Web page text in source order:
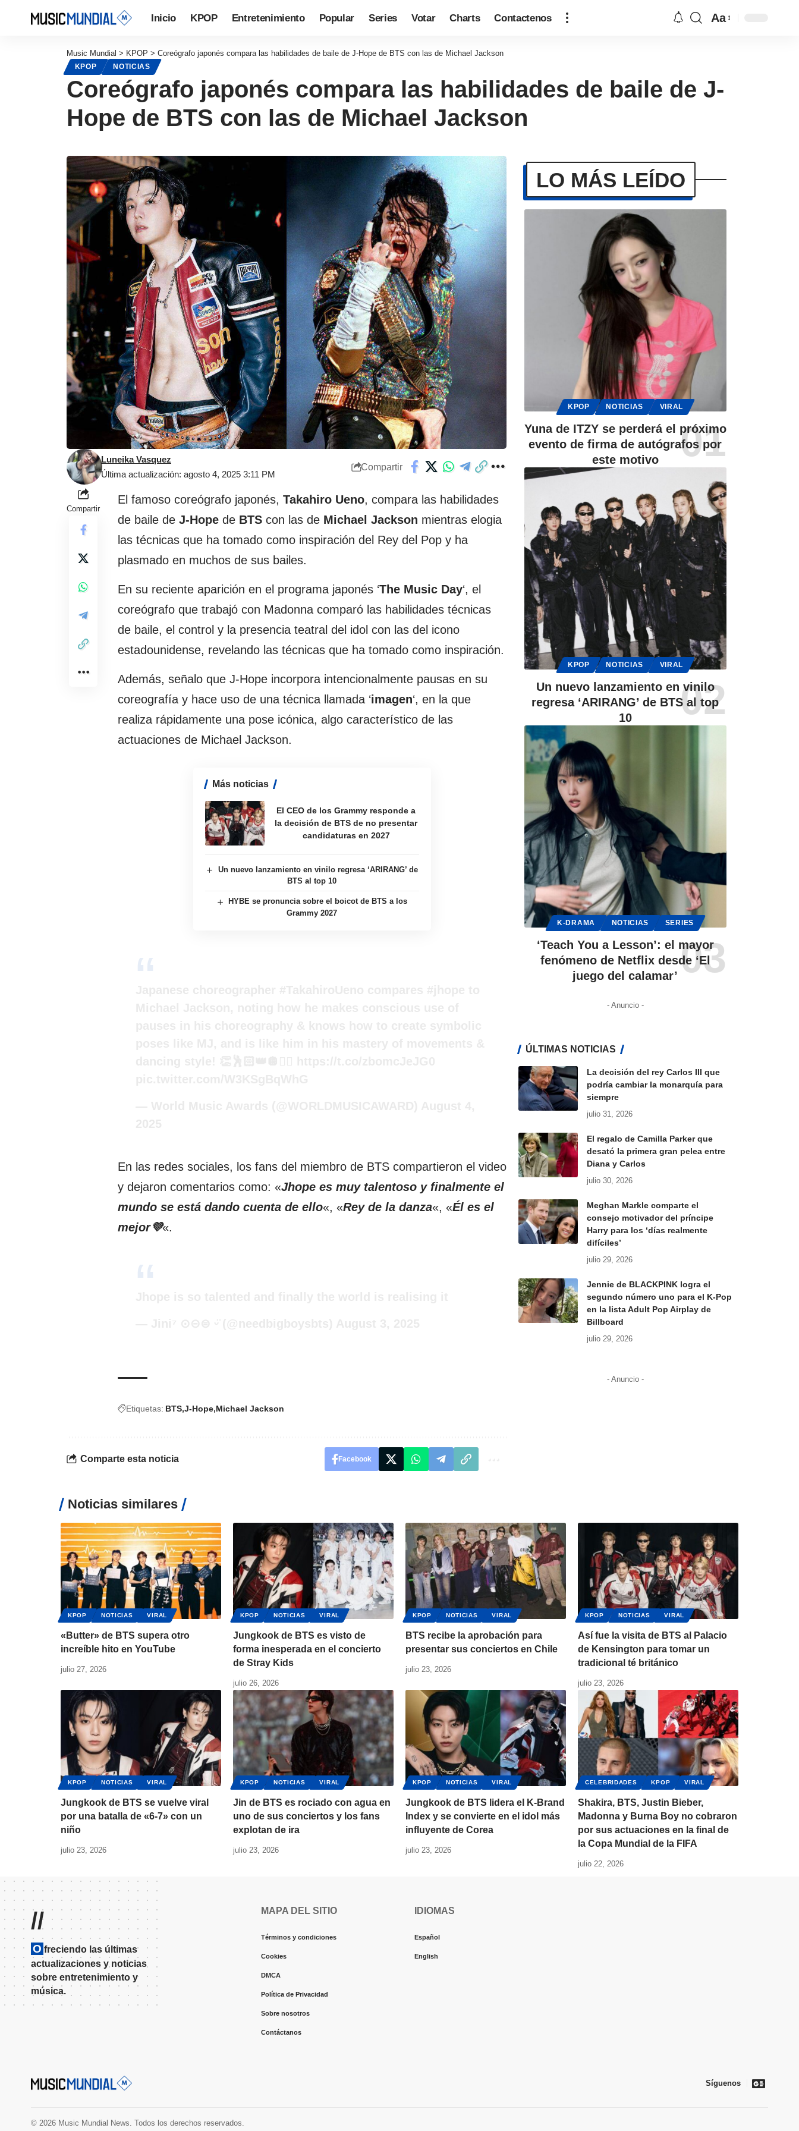
Inicio KPOP Entretenimiento Popular Series Votar Charts Contactenos Aa
Music Mundial > KPOP > Coreógrafo japonés compara las habilidades de baile de J-Hope de BTS con las de Michael Jackson
KPOP NOTICIAS
Coreógrafo japonés compara las habilidades de baile de J-
Hope de BTS con las de Michael Jackson
Última actualización: agosto 4, 2025 3:11 PM
Luneika Vasquez
Compartir
Compartir
El famoso coreógrafo japonés, Takahiro Ueno, compara las habilidades
de baile de J-Hope de BTS con las de Michael Jackson mientras elogia
las técnicas que ha tomado como inspiración del Rey del Pop y ha
plasmado en muchos de sus bailes.
En su reciente aparición en el programa japonés ‘The Music Day‘, el
coreógrafo que trabajó con Madonna comparó las habilidades técnicas
de baile, el control y la presencia teatral del idol con las del icono
estadounidense, revelando las técnicas que ha tomado como inspiración.
Además, señalo que J-Hope incorpora intencionalmente pausas en su
coreografía y hace uso de una técnica llamada ‘imagen‘, en la que
realiza rápidamente una pose icónica, algo característico de las
actuaciones de Michael Jackson.
Más noticias
El CEO de los Grammy responde a
la decisión de BTS de no presentar
candidaturas en 2027
Un nuevo lanzamiento en vinilo regresa ‘ARIRANG’ de
BTS al top 10
HYBE se pronuncia sobre el boicot de BTS a los
Grammy 2027
En las redes sociales, los fans del miembro de BTS compartieron el video
y dejaron comentarios como: «Jhope es muy talentoso y finalmente el
mundo se está dando cuenta de ello«, «Rey de la danza«, «Él es el
mejor💜«.
Etiquetas: BTS J-Hope Michael Jackson
Comparte esta noticia Facebook
LO MÁS LEÍDO
KPOP NOTICIAS VIRAL
Yuna de ITZY se perderá el próximo
evento de firma de autógrafos por
este motivo
KPOP NOTICIAS VIRAL
Un nuevo lanzamiento en vinilo
regresa ‘ARIRANG’ de BTS al top
10
K-DRAMA NOTICIAS SERIES
‘Teach You a Lesson’: el mayor
fenómeno de Netflix desde ‘El
juego del calamar’
- Anuncio -
ÚLTIMAS NOTICIAS
La decisión del rey Carlos III que
podría cambiar la monarquía para
siempre
julio 31, 2026
El regalo de Camilla Parker que
desató la primera gran pelea entre
Diana y Carlos
julio 30, 2026
Meghan Markle comparte el
consejo motivador del príncipe
Harry para los ‘días realmente
difíciles’
julio 29, 2026
Jennie de BLACKPINK logra el
segundo número uno para el K-Pop
en la lista Adult Pop Airplay de
Billboard
julio 29, 2026
- Anuncio -
Noticias similares
KPOP NOTICIAS VIRAL
«Butter» de BTS supera otro
increíble hito en YouTube
julio 27, 2026
KPOP NOTICIAS VIRAL
Jungkook de BTS es visto de
forma inesperada en el concierto
de Stray Kids
julio 26, 2026
KPOP NOTICIAS VIRAL
BTS recibe la aprobación para
presentar sus conciertos en Chile
julio 23, 2026
KPOP NOTICIAS VIRAL
Así fue la visita de BTS al Palacio
de Kensington para tomar un
tradicional té británico
julio 23, 2026
KPOP NOTICIAS VIRAL
Jungkook de BTS se vuelve viral
por una batalla de «6-7» con un
niño
julio 23, 2026
KPOP NOTICIAS VIRAL
Jin de BTS es rociado con agua en
uno de sus conciertos y los fans
explotan de ira
julio 23, 2026
KPOP NOTICIAS VIRAL
Jungkook de BTS lidera el K-Brand
Index y se convierte en el idol más
influyente de Corea
julio 23, 2026
CELEBRIDADES KPOP VIRAL
Shakira, BTS, Justin Bieber,
Madonna y Burna Boy no cobraron
por sus actuaciones en la final de
la Copa Mundial de la FIFA
julio 22, 2026
//
O freciendo las últimas
actualizaciones y noticias
sobre entretenimiento y
música.
MAPA DEL SITIO
Términos y condiciones
Cookies
DMCA
Política de Privacidad
Sobre nosotros
Contáctanos
IDIOMAS
Español
English
Síguenos
© 2026 Music Mundial News. Todos los derechos reservados.